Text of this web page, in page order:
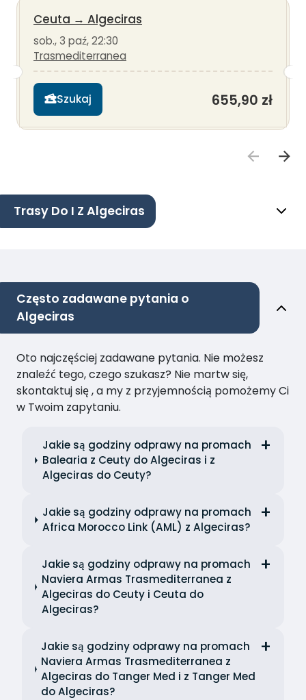
Ceuta → Algeciras
sob., 3 paź, 22:30
Trasmediterranea
Szukaj 655,90 zł
Trasy Do I Z Algeciras
Często zadawane pytania o
Algeciras
Oto najczęściej zadawane pytania. Nie możesz
znaleźć tego, czego szukasz? Nie martw się,
skontaktuj się , a my z przyjemnością pomożemy Ci
w Twoim zapytaniu.
Jakie są godziny odprawy na promach
Balearia z Ceuty do Algeciras i z
Algeciras do Ceuty?
Jakie są godziny odprawy na promach
Africa Morocco Link (AML) z Algeciras?
Jakie są godziny odprawy na promach
Naviera Armas Trasmediterranea z
Algeciras do Ceuty i Ceuta do
Algeciras?
Jakie są godziny odprawy na promach
Naviera Armas Trasmediterranea z
Algeciras do Tanger Med i z Tanger Med
do Algeciras?